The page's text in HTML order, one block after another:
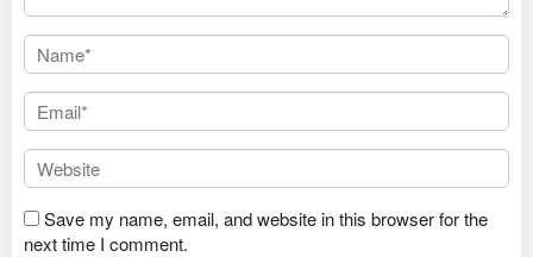
Save my name, email, and website in this browser for the
next time I comment.